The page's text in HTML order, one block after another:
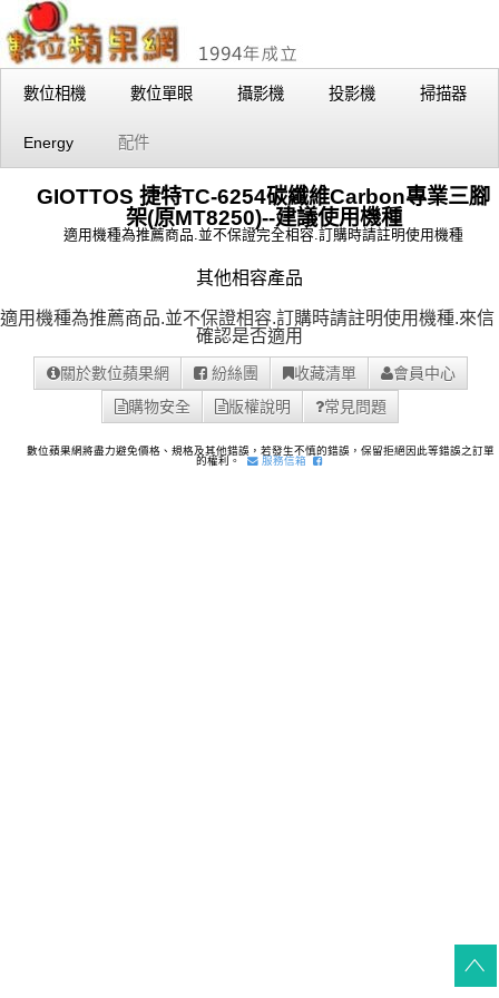
數位相機 數位單眼 攝影機 投影機 掃描器
Energy 配件
GIOTTOS 捷特TC-6254碳纖維Carbon專業三腳
架(原MT8250)--建議使用機種
適用機種為推薦商品.並不保證完全相容.訂購時請註明使用機種
其他相容產品
適用機種為推薦商品.並不保證相容.訂購時請註明使用機種.來信
確認是否適用
關於數位蘋果網 紛絲團 收藏清單
會員中心
購物安全
版權說明 常見問題
數位蘋果網將盡力避免價格、規格及其他錯誤，若發生不慎的錯誤，保留拒絕因此等錯誤之訂單
的權利。
服務信箱